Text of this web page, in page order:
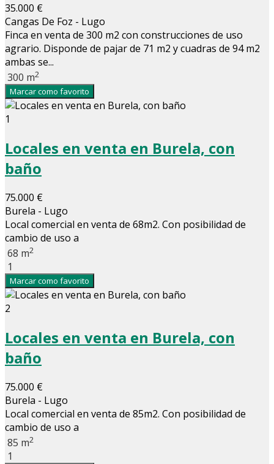
35.000 €
Cangas De Foz - Lugo
Finca en venta de 300 m2 con construcciones de uso
agrario. Disponde de pajar de 71 m2 y cuadras de 94 m2
ambas se...
300 m2
Marcar como favorito
1
Locales en venta en Burela, con
baño
75.000 €
Burela - Lugo
Local comercial en venta de 68m2. Con posibilidad de
cambio de uso a
68 m2
1
Marcar como favorito
2
Locales en venta en Burela, con
baño
75.000 €
Burela - Lugo
Local comercial en venta de 85m2. Con posibilidad de
cambio de uso a
85 m2
1